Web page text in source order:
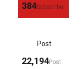
384Subscriber
Post
22,194Post